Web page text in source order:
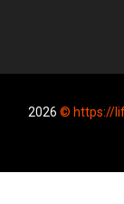
2026 © https://